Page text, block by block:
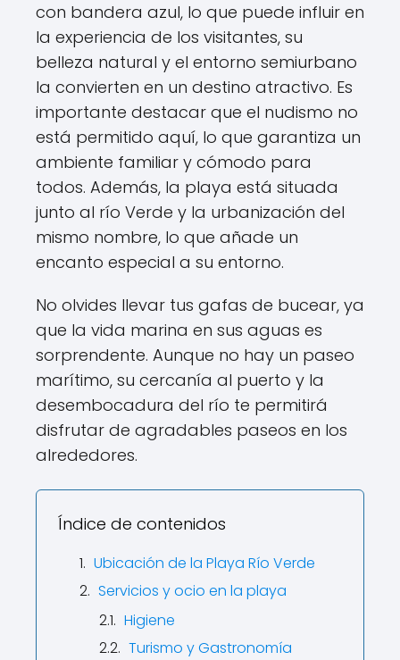
con bandera azul, lo que puede influir en
la experiencia de los visitantes, su
belleza natural y el entorno semiurbano
la convierten en un destino atractivo. Es
importante destacar que el nudismo no
está permitido aquí, lo que garantiza un
ambiente familiar y cómodo para
todos. Además, la playa está situada
junto al río Verde y la urbanización del
mismo nombre, lo que añade un
encanto especial a su entorno.
No olvides llevar tus gafas de bucear, ya
que la vida marina en sus aguas es
sorprendente. Aunque no hay un paseo
marítimo, su cercanía al puerto y la
desembocadura del río te permitirá
disfrutar de agradables paseos en los
alrededores.
Índice de contenidos
Ubicación de la Playa Río Verde
Servicios y ocio en la playa
Higiene
Turismo y Gastronomía